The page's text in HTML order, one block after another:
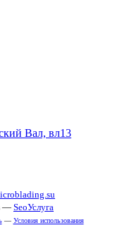
Вал, вл13
—SeoУслуга
— Условия использования